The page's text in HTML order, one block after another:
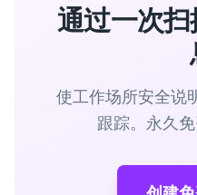
通过一次
使工作场所安全说
跟踪。永久免